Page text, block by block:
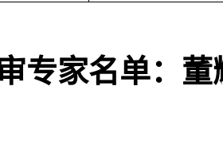
专家名单： 董